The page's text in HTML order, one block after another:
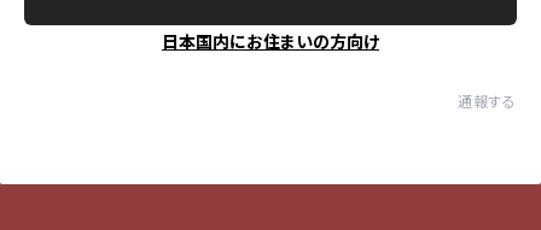
日本国内にお住まいの方向け
通報する